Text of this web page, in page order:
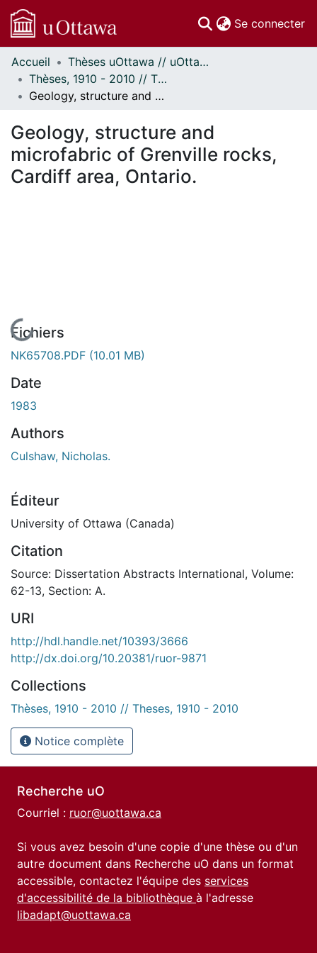
Se connecter
Communautés
et collections
Parcourir
À propos
Accueil
Thèses uOttawa // uOttawa Theses
Thèses, 1910 - 2010 // Theses, 1910 - 2010
Geology, structure and microfabric of Grenville rocks, Cardiff area, Ontario.
Geology, structure and
microfabric of Grenville rocks,
Cardiff area, Ontario.
En cours de chargement...
Fichiers
NK65708.PDF (10.01 MB)
Date
1983
Authors
Culshaw, Nicholas.
Éditeur
University of Ottawa (Canada)
Citation
Source: Dissertation Abstracts International, Volume:
62-13, Section: A.
URI
http://hdl.handle.net/10393/3666
http://dx.doi.org/10.20381/ruor-9871
Collections
Thèses, 1910 - 2010 // Theses, 1910 - 2010
Notice complète
Recherche uO
Courriel : ruor@uottawa.ca
Si vous avez besoin d'une copie d'une thèse ou d'un
autre document dans Recherche uO dans un format
accessible, contactez l'équipe des services
d'accessibilité de la bibliothèque à l'adresse
libadapt@uottawa.ca